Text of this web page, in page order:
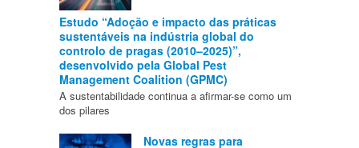
Estudo “Adoção e impacto das práticas
sustentáveis na indústria global do
controlo de pragas (2010–2025)”,
desenvolvido pela Global Pest
Management Coalition (GPMC)
A sustentabilidade continua a afirmar-se como um
dos pilares
Novas regras para